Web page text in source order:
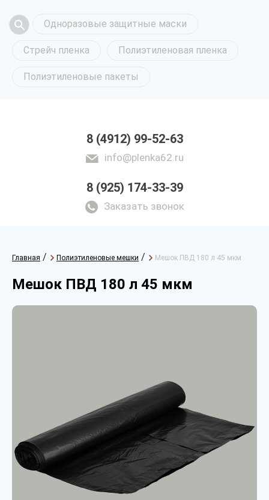
Одноразовые защитные маски
Стрейч пленка Полиэтиленовая пленка
Полиэтиленовые пакеты
8 (4912) 99-52-63
info@plenka62.ru
8 (925) 174-33-39
Заказать звонок
Главная / Полиэтиленовые мешки / Мешок ПВД 180 л 45 мкм
Мешок ПВД 180 л 45 мкм